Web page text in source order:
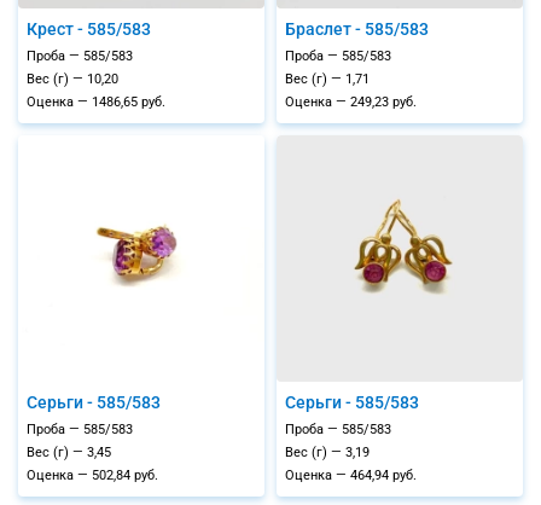
Крест - 585/583
Проба — 585/583
Вес (г) — 10,20
Оценка — 1486,65 руб.
Браслет - 585/583
Проба — 585/583
Вес (г) — 1,71
Оценка — 249,23 руб.
Серьги - 585/583
Проба — 585/583
Вес (г) — 3,45
Оценка — 502,84 руб.
Серьги - 585/583
Проба — 585/583
Вес (г) — 3,19
Оценка — 464,94 руб.